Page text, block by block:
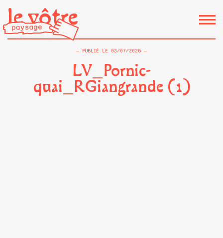
le vôtre
PUBLIÉ LE 03/07/2026
LV_Pornic-
quai_RGiangrande (1)